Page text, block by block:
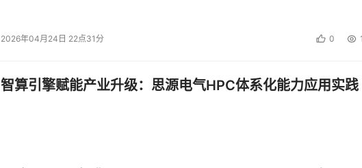
2026年04月24日 22点31分 0
智算引擎赋能产业升级：思源电气HPC体系化能力应用实践